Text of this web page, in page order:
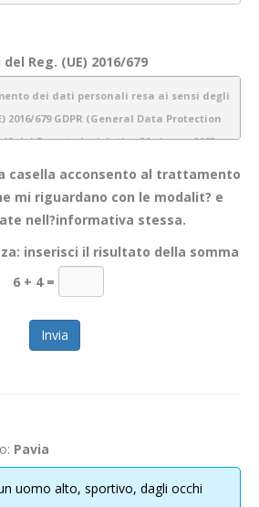
Reg. (UE) 2016/679
dei dati personali resa ai sensi degli
2016/679 GDPR (General Data Protection
del Decreto legislativo 30 giugno 2003 n.
dell’importanza della protezione
della privacy dei propri utenti. Pertanto
durante l’elaborazione delle
nostri utenti.
canali diversi dal presente sito web. Lo
che il sito raccoglie e su come le usa.
casella acconsento al trattamento
mi riguardano con le modalit? e
nell?informativa stessa.
inserisci il risultato della somma
6 + 4=
Pavia
uomo alto, sportivo, dagli occhi